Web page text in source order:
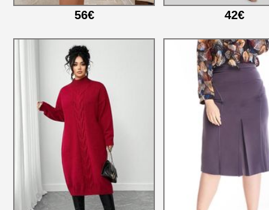
56€ 42€